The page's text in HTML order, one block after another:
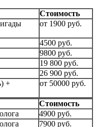
Стоимость
от 1900 руб.
4500 руб.
9800 руб.
19 800 руб.
26 900 руб.
+
от 50000 руб.
Стоимость
4900 руб.
7900 руб.